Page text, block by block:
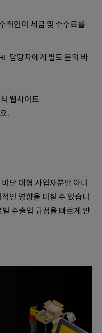
취인이 세금 및 수수료를
담당자에게 별도 문의 바
웹사이트
.
단 대형 사업자뿐만 아니
인 영향을 미칠 수 있습니
수출입 규정을 빠르게 안